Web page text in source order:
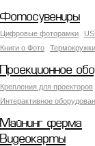
Фотосувениры
Цифровые фоторамки
Книги о Фото
Термокружки
Проекционное
Крепления для проекторов
Интерактивное
Майнинг ферма
Видеокарты